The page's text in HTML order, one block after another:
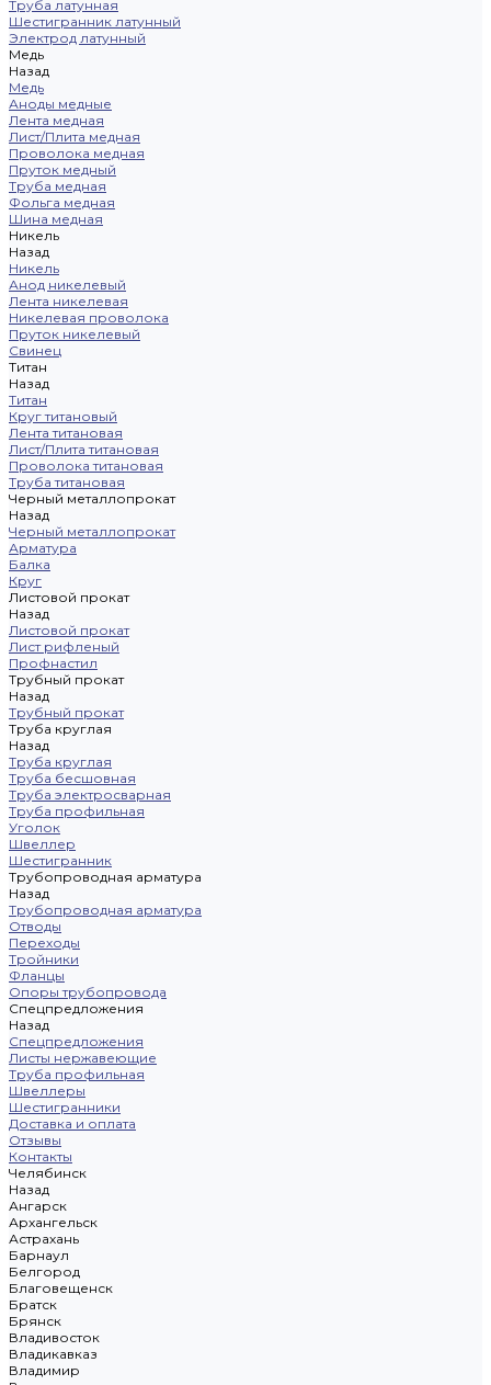
Труба латунная
Шестигранник латунный
Электрод латунный
Медь
Назад
Медь
Аноды медные
Лента медная
Лист/Плита медная
Проволока медная
Пруток медный
Труба медная
Фольга медная
Шина медная
Никель
Назад
Никель
Анод никелевый
Лента никелевая
Никелевая проволока
Пруток никелевый
Свинец
Титан
Назад
Титан
Круг титановый
Лента титановая
Лист/Плита титановая
Проволока титановая
Труба титановая
Черный металлопрокат
Назад
Черный металлопрокат
Арматура
Балка
Круг
Листовой прокат
Назад
Листовой прокат
Лист рифленый
Профнастил
Трубный прокат
Назад
Трубный прокат
Труба круглая
Назад
Труба круглая
Труба бесшовная
Труба электросварная
Труба профильная
Уголок
Швеллер
Шестигранник
Трубопроводная арматура
Назад
Трубопроводная арматура
Отводы
Переходы
Тройники
Фланцы
Опоры трубопровода
Спецпредложения
Назад
Спецпредложения
Листы нержавеющие
Труба профильная
Швеллеры
Шестигранники
Доставка и оплата
Отзывы
Контакты
Челябинск
Назад
Ангарск
Архангельск
Астрахань
Барнаул
Белгород
Благовещенск
Братск
Брянск
Владивосток
Владикавказ
Владимир